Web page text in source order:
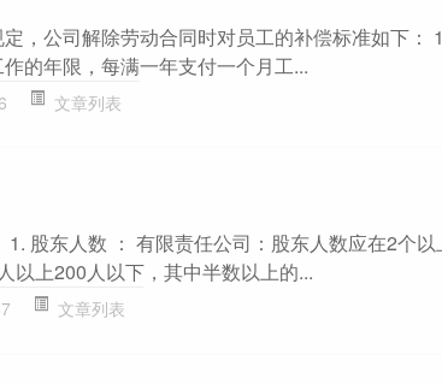
，公司解除劳动合同时对员工的补偿标准如下：
的年限，每满一年支付一个月工...
文章列表
股东人数 ： 有限责任公司：股东人数应在2个
以上200人以下，其中半数以上的...
文章列表